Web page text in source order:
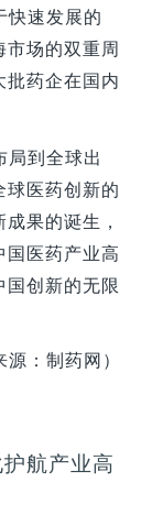
快速发展的
场的双重周
批药企在国内
局到全球出
球医药创新的
果的诞生，
国医药产业高
国创新的无限
源：制药网）
航产业高